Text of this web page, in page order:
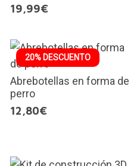
19,99€
20% DESCUENTO
Abrebotellas en forma de
perro
12,80€